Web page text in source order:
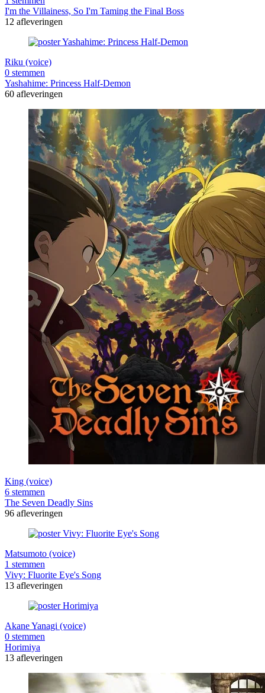
I'm the Villainess, So I'm Taming the Final Boss
12 afleveringen
Riku (voice)
0 stemmen
Yashahime: Princess Half-Demon
60 afleveringen
King (voice)
6 stemmen
The Seven Deadly Sins
96 afleveringen
Matsumoto (voice)
1 stemmen
Vivy: Fluorite Eye's Song
13 afleveringen
Akane Yanagi (voice)
0 stemmen
Horimiya
13 afleveringen